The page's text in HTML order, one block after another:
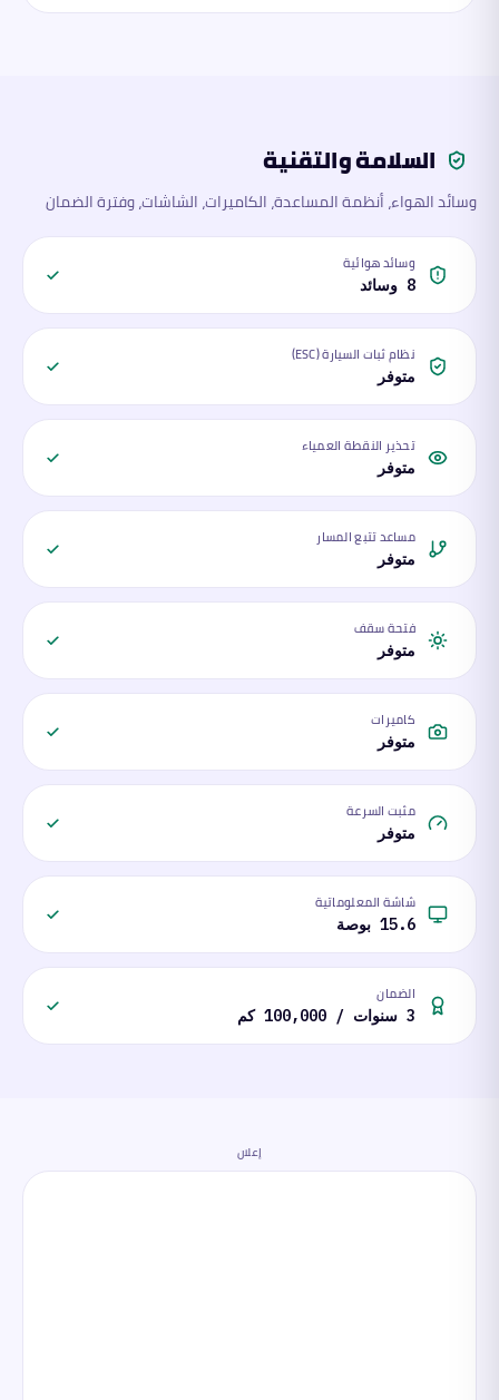
السلامة والتقنية
وسائد الهواء، أنظمة المساعدة، الكاميرات، الشاشات، وفترة الضمان
وسائد هوائية
8 وسائد
نظام ثبات السيارة (ESC)
متوفر
تحذير النقطة العمياء
متوفر
مساعد تتبع المسار
متوفر
فتحة سقف
متوفر
كاميرات
متوفر
مثبت السرعة
متوفر
شاشة المعلوماتية
15.6 بوصة
الضمان
3 سنوات / 100,000 كم
إعلان